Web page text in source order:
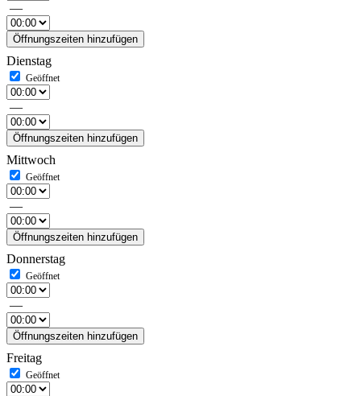
—
Öffnungszeiten hinzufügen
Dienstag
—
Öffnungszeiten hinzufügen
Mittwoch
—
Öffnungszeiten hinzufügen
Donnerstag
—
Öffnungszeiten hinzufügen
Freitag